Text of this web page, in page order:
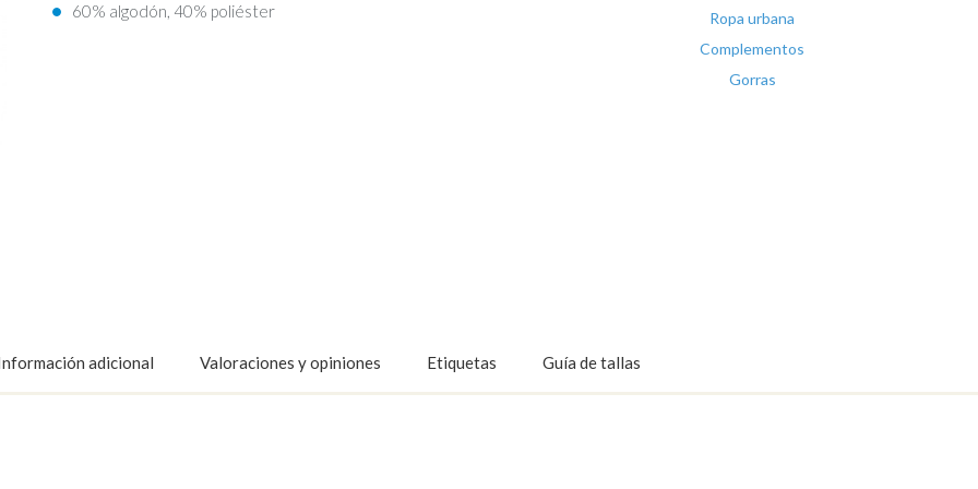
60% algodón, 40% poliéster
Ropa urbana
Complementos
Gorras
adicional Valoraciones y opiniones Etiquetas Guía de tallas